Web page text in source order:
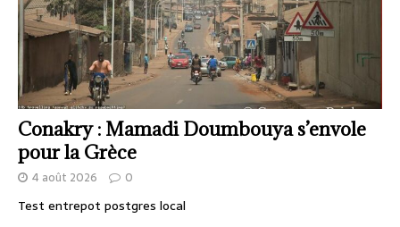
Conakry : Mamadi Doumbouya s’envole
pour la Grèce
4 août 2026 0
Test entrepot postgres local